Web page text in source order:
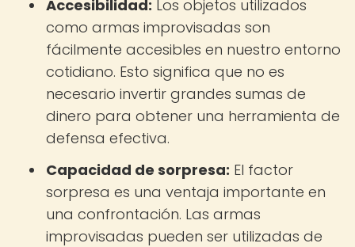
Accesibilidad: Los objetos utilizados
como armas improvisadas son
fácilmente accesibles en nuestro entorno
cotidiano. Esto significa que no es
necesario invertir grandes sumas de
dinero para obtener una herramienta de
defensa efectiva.
Capacidad de sorpresa: El factor
sorpresa es una ventaja importante en
una confrontación. Las armas
improvisadas pueden ser utilizadas de